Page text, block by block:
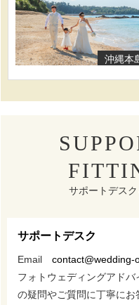
沖縄本
サポートデス
サポートデスク
Email contact@wedding-
フォトウェディングアド
の疑問やご質問に丁寧にお